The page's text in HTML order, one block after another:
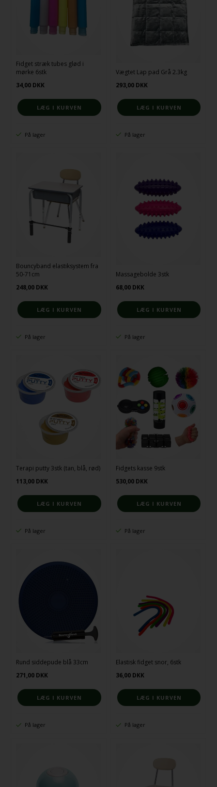
Fidget stræk tubes glød i
mørke 6stk
34,00 DKK
På lager
Vægtet Lap pad Grå 2.3kg
293,00 DKK
På lager
Bouncyband elastiksystem fra
50-71cm
248,00 DKK
På lager
Massagebolde 3stk
68,00 DKK
På lager
Terapi putty 3stk (tan, blå, rød)
113,00 DKK
På lager
Fidgets kasse 9stk
530,00 DKK
På lager
Rund siddepude blå 33cm
271,00 DKK
På lager
Elastisk fidget snor, 6stk
36,00 DKK
På lager